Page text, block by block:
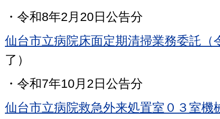
・令和8年2月20日公告分
仙台市立病院床面定期清掃業務委託（
了）
・令和7年10月2日公告分
仙台市立病院救急外来処置室０３室機